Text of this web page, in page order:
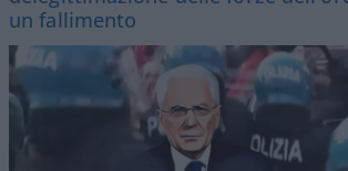
un fallimento